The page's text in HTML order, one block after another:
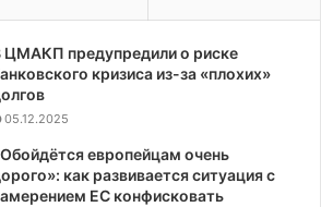
ЦМАКП предупредили о риске
кризиса из-за «плохих»
05.12.2025
европейцам очень
как развивается ситуация с
ЕС конфисковать